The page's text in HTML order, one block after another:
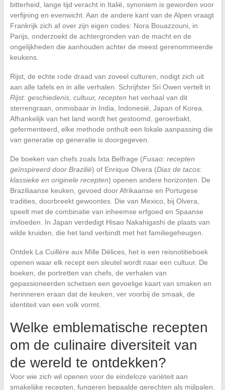
bitterheid, lange tijd veracht in Italië, synoniem is geworden voor
verfijning en evenwicht. Aan de andere kant van de Alpen vraagt
Frankrijk zich af over zijn eigen codes: Nora Bouazzouni, in
Parijs, onderzoekt de achtergronden van de macht en de
ongelijkheden die aanhouden achter de meest gerenommeerde
keukens.
Rijst, de echte rode draad van zoveel culturen, nodigt zich uit
aan alle tafels en in alle verhalen. Schrijfster Sri Owen vertelt in
Rijst: geschiedenis, cultuur, recepten het verhaal van dit
sterrengraan, onmisbaar in India, Indonesië, Japan of Korea.
Afhankelijk van het land wordt het gestoomd, geroerbakt,
gefermenteerd, elke methode onthult een lokale aanpassing die
van generatie op generatie is doorgegeven.
De boeken van chefs zoals Ixta Belfrage (Fusao: recepten
geïnspireerd door Brazilië) of Enrique Olvera (Dias de tacos:
klassieke en originele recepten) openen andere horizonten. De
Braziliaanse keuken, gevoed door Afrikaanse en Portugese
tradities, doorbreekt gewoontes. Die van Mexico, bij Olvera,
speelt met de combinatie van inheemse erfgoed en Spaanse
invloeden. In Japan verdedigt Hisao Nakahigashi de plaats van
wilde kruiden, die het land verbindt met het familiegeheugen.
Ontdek La Cuillère aux Mille Délices, het is een reisnotitieboek
openen waar elk recept een sleutel wordt naar een cultuur. De
boeken, de portretten van chefs, de verhalen van
gepassioneerden schetsen een gevoelige kaart van smaken en
herinneren eraan dat de keuken, ver voorbij de smaak, de
identiteit van een volk vormt.
Welke emblematische recepten
om de culinaire diversiteit van
de wereld te ontdekken?
Voor wie zich wil openen voor de eindeloze variëteit aan
smakelijke recepten, fungeren bepaalde gerechten als mijlpalen,